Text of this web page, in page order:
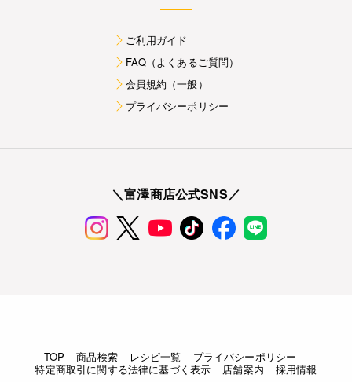
ご利用ガイド
FAQ（よくあるご質問）
会員規約（一般）
プライバシーポリシー
＼富澤商店公式SNS／
TOP 商品検索 レシピ一覧
プライバシーポリシー
特定商取引に関する法律に基づく表示
店舗案内 採用情報